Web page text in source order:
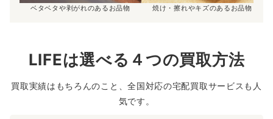
ベタベタや剥がれのあるお品物 焼け・擦れやキズのあるお品物
LIFEは選べる４つの買取方法
買取実績はもちろんのこと、全国対応の宅配買取サービスも人
気です。